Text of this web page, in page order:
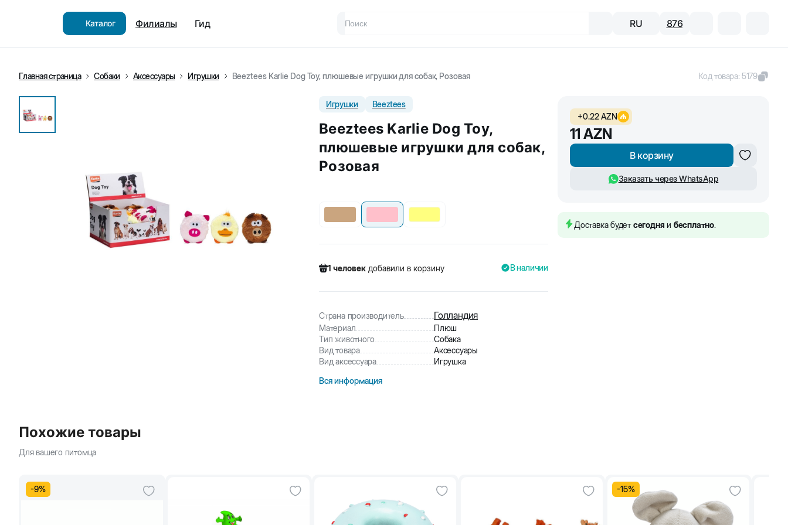
Каталог Филиалы Гид RU 876
Главная страница Собаки Аксессуары Игрушки Beeztees Karlie Dog Toy, плюшевые игрушки для собак, Розовая Код товара:5179
Игрушки Beeztees
Beeztees Karlie Dog Toy,
плюшевые игрушки для собак,
Розовая
1 человек добавили в корзину
добавили в корзину
В наличии
Страна производитель Голландия
Материал
Плюш
Тип животного
Собака
Вид товара
Аксессуары
Вид аксессуара
Игрушка
Вся информация
+0.22AZN
11 AZN
В корзину
Заказать через WhatsApp
Доставка будетсегодня и бесплатно.
Похожие товары
Для вашего питомца
-9% -15%